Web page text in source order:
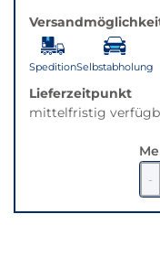
Alternative
gewünschten
Variante.
SpeditionSelbstabholung
Lieferzeitpunkt
mittelfristig
-
1